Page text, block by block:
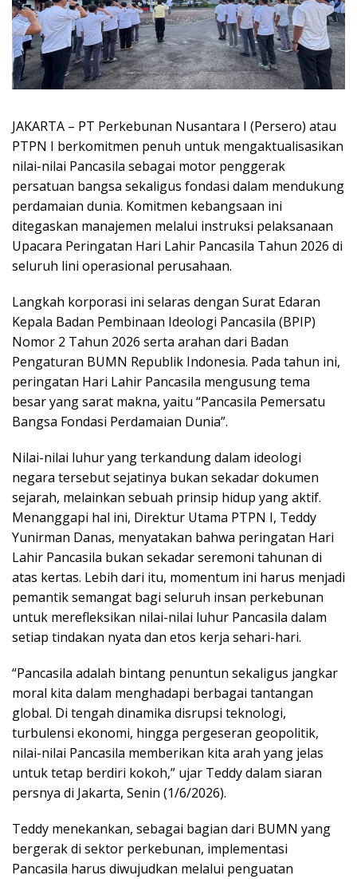
JAKARTA – PT Perkebunan Nusantara I (Persero) atau
PTPN I berkomitmen penuh untuk mengaktualisasikan
nilai-nilai Pancasila sebagai motor penggerak
persatuan bangsa sekaligus fondasi dalam mendukung
perdamaian dunia. Komitmen kebangsaan ini
ditegaskan manajemen melalui instruksi pelaksanaan
Upacara Peringatan Hari Lahir Pancasila Tahun 2026 di
seluruh lini operasional perusahaan.
Langkah korporasi ini selaras dengan Surat Edaran
Kepala Badan Pembinaan Ideologi Pancasila (BPIP)
Nomor 2 Tahun 2026 serta arahan dari Badan
Pengaturan BUMN Republik Indonesia. Pada tahun ini,
peringatan Hari Lahir Pancasila mengusung tema
besar yang sarat makna, yaitu “Pancasila Pemersatu
Bangsa Fondasi Perdamaian Dunia”.
Nilai-nilai luhur yang terkandung dalam ideologi
negara tersebut sejatinya bukan sekadar dokumen
sejarah, melainkan sebuah prinsip hidup yang aktif.
Menanggapi hal ini, Direktur Utama PTPN I, Teddy
Yunirman Danas, menyatakan bahwa peringatan Hari
Lahir Pancasila bukan sekadar seremoni tahunan di
atas kertas. Lebih dari itu, momentum ini harus menjadi
pemantik semangat bagi seluruh insan perkebunan
untuk merefleksikan nilai-nilai luhur Pancasila dalam
setiap tindakan nyata dan etos kerja sehari-hari.
“Pancasila adalah bintang penuntun sekaligus jangkar
moral kita dalam menghadapi berbagai tantangan
global. Di tengah dinamika disrupsi teknologi,
turbulensi ekonomi, hingga pergeseran geopolitik,
nilai-nilai Pancasila memberikan kita arah yang jelas
untuk tetap berdiri kokoh,” ujar Teddy dalam siaran
persnya di Jakarta, Senin (1/6/2026).
Teddy menekankan, sebagai bagian dari BUMN yang
bergerak di sektor perkebunan, implementasi
Pancasila harus diwujudkan melalui penguatan